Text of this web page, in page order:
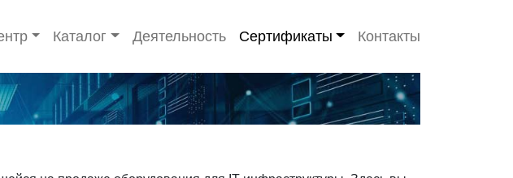
Каталог Деятельность Сертификаты Контакты